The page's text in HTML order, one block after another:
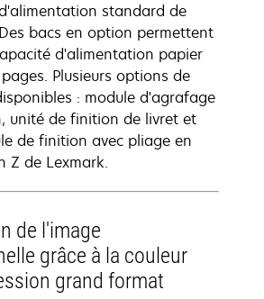
standard de
bacs en option permettent
d'alimentation papier
Plusieurs options de
: module d'agrafage
unité de finition de livret et
de finition avec pliage en
Z de Lexmark.
de l'image
grâce à la couleur
grand format